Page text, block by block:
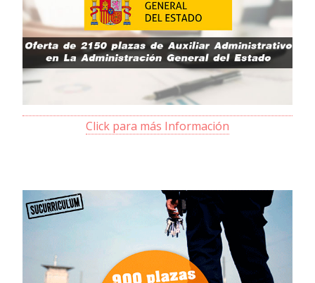
Click para más Información